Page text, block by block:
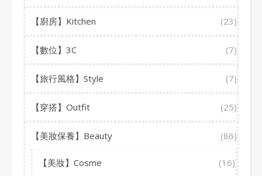
【廚房】Kitchen (23)
【數位】3C (7)
【旅行風格】Style (7)
【穿搭】Outfit (25)
【美妝保養】Beauty (86)
【美妝】Cosme (16)